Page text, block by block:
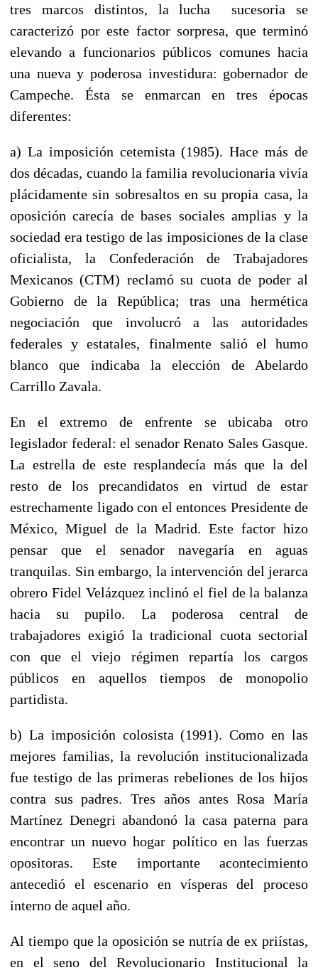
tres marcos distintos, la lucha sucesoria se
caracterizó por este factor sorpresa, que terminó
elevando a funcionarios públicos comunes hacia
una nueva y poderosa investidura: gobernador de
Campeche. Ésta se enmarcan en tres épocas
diferentes:
a) La imposición cetemista (1985). Hace más de
dos décadas, cuando la familia revolucionaria vivía
plácidamente sin sobresaltos en su propia casa, la
oposición carecía de bases sociales amplias y la
sociedad era testigo de las imposiciones de la clase
oficialista, la Confederación de Trabajadores
Mexicanos (CTM) reclamó su cuota de poder al
Gobierno de la República; tras una hermética
negociación que involucró a las autoridades
federales y estatales, finalmente salió el humo
blanco que indicaba la elección de Abelardo
Carrillo Zavala.
En el extremo de enfrente se ubicaba otro
legislador federal: el senador Renato Sales Gasque.
La estrella de este resplandecía más que la del
resto de los precandidatos en virtud de estar
estrechamente ligado con el entonces Presidente de
México, Miguel de la Madrid. Este factor hizo
pensar que el senador navegaría en aguas
tranquilas. Sin embargo, la intervención del jerarca
obrero Fidel Velázquez inclinó el fiel de la balanza
hacia su pupilo. La poderosa central de
trabajadores exigió la tradicional cuota sectorial
con que el viejo régimen repartía los cargos
públicos en aquellos tiempos de monopolio
partidista.
b) La imposición colosista (1991). Como en las
mejores familias, la revolución institucionalizada
fue testigo de las primeras rebeliones de los hijos
contra sus padres. Tres años antes Rosa María
Martínez Denegri abandonó la casa paterna para
encontrar un nuevo hogar político en las fuerzas
opositoras. Este importante acontecimiento
antecedió el escenario en vísperas del proceso
interno de aquel año.
Al tiempo que la oposición se nutría de ex priístas,
en el seno del Revolucionario Institucional la